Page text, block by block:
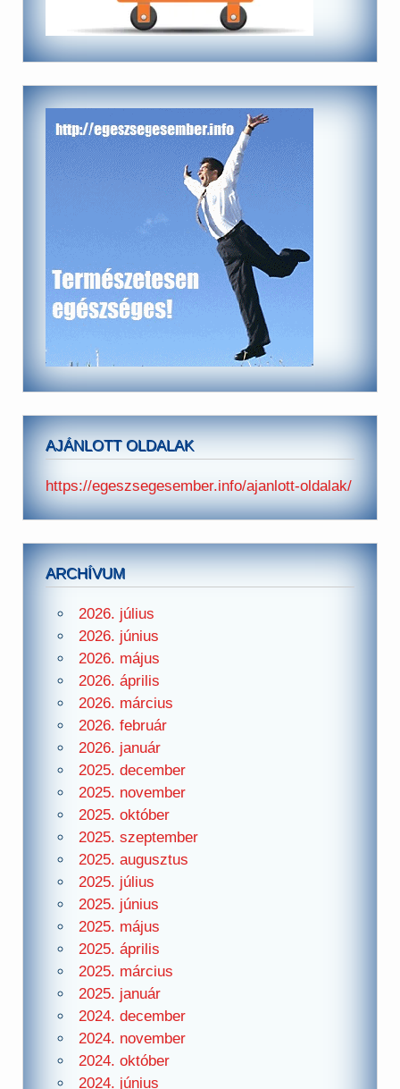
AJÁNLOTT OLDALAK
https://egeszsegesember.info/ajanlott-oldalak/
ARCHÍVUM
2026. július
2026. június
2026. május
2026. április
2026. március
2026. február
2026. január
2025. december
2025. november
2025. október
2025. szeptember
2025. augusztus
2025. július
2025. június
2025. május
2025. április
2025. március
2025. január
2024. december
2024. november
2024. október
2024. június